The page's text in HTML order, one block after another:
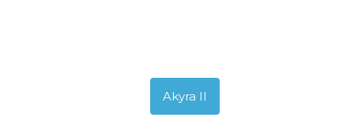
Akyra II